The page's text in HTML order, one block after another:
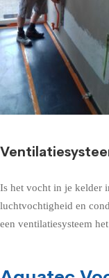
Is het vocht in je kelder
luchtvochtigheid en
een ventilatiesysteem